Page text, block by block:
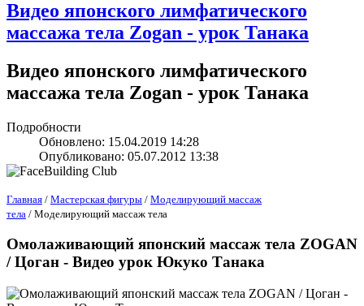
Bидео японского лимфатического
массажа тела Zogan - урок Танака
Bидео японского лимфатического
массажа тела Zogan - урок Танака
Подробности
Обновлено: 15.04.2019 14:28
Опубликовано: 05.07.2012 13:38
Главная / Мастерская фигуры / Моделирующий массаж
тела / Моделирующий массаж тела
Омолаживающий японский массаж тела ZOGAN
/ Цоган - Видео урок Юкуко Танака